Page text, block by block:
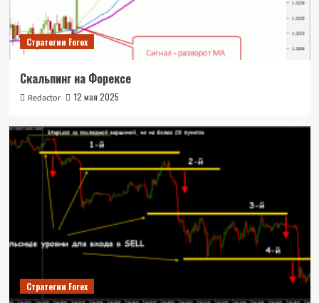
Стратегии Forex
Скальпинг на Форексе
Redactor 12 мая 2025
Стратегии Forex